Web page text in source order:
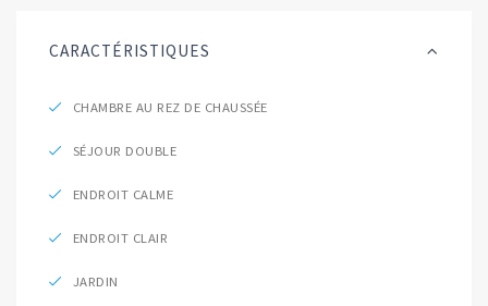
CARACTÉRISTIQUES
CHAMBRE AU REZ DE CHAUSSÉE
SÉJOUR DOUBLE
ENDROIT CALME
ENDROIT CLAIR
JARDIN